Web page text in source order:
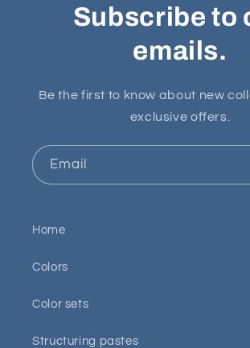
Subscribe to
emails.
Be the first to know about new
exclusive offers.
Email
Home
Colors
Color sets
Structuring pastes